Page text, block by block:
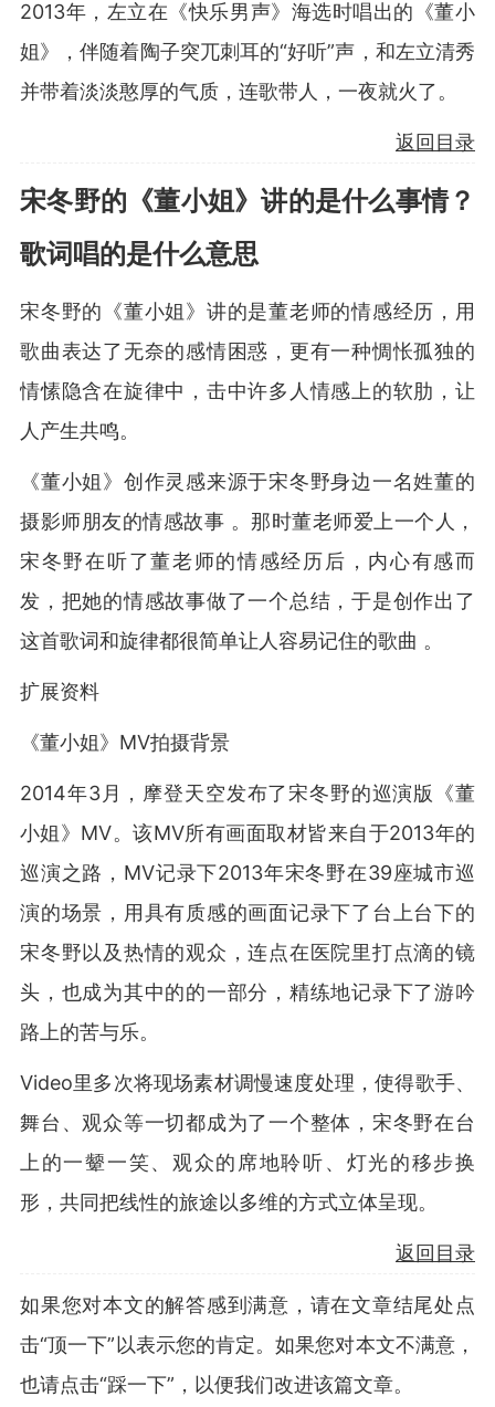
2013年，左立在《快乐男声》海选时唱出的《董小
姐》，伴随着陶子突兀刺耳的“好听”声，和左立清秀
并带着淡淡憨厚的气质，连歌带人，一夜就火了。
返回目录
宋冬野的《董小姐》讲的是什么事情？
歌词唱的是什么意思
宋冬野的《董小姐》讲的是董老师的情感经历，用
歌曲表达了无奈的感情困惑，更有一种惆怅孤独的
情愫隐含在旋律中，击中许多人情感上的软肋，让
人产生共鸣。
《董小姐》创作灵感来源于宋冬野身边一名姓董的
摄影师朋友的情感故事 。那时董老师爱上一个人，
宋冬野在听了董老师的情感经历后，内心有感而
发，把她的情感故事做了一个总结，于是创作出了
这首歌词和旋律都很简单让人容易记住的歌曲 。
扩展资料
《董小姐》MV拍摄背景
2014年3月，摩登天空发布了宋冬野的巡演版《董
小姐》MV。该MV所有画面取材皆来自于2013年的
巡演之路，MV记录下2013年宋冬野在39座城市巡
演的场景，用具有质感的画面记录下了台上台下的
宋冬野以及热情的观众，连点在医院里打点滴的镜
头，也成为其中的的一部分，精练地记录下了游吟
路上的苦与乐。
Video里多次将现场素材调慢速度处理，使得歌手、
舞台、观众等一切都成为了一个整体，宋冬野在台
上的一颦一笑、观众的席地聆听、灯光的移步换
形，共同把线性的旅途以多维的方式立体呈现。
返回目录
如果您对本文的解答感到满意，请在文章结尾处点
击“顶一下”以表示您的肯定。如果您对本文不满意，
也请点击“踩一下”，以便我们改进该篇文章。